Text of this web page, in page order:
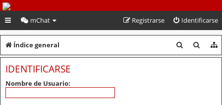
PeruVoley.com
mChat Identificarse
Registrarse
Índice general
u
u
IDENTIFICARSE
Nombre de Usuario: